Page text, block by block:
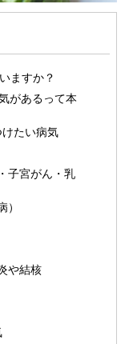
ますか？
があるって本
たい病気
子宮がん・乳
や結核